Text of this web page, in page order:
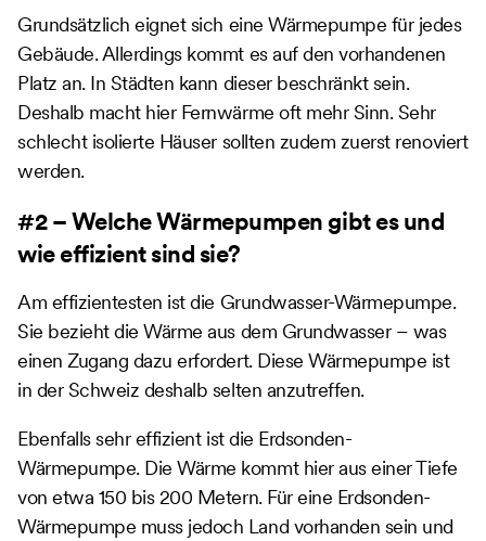
Grundsätzlich eignet sich eine Wärmepumpe für jedes
Gebäude. Allerdings kommt es auf den vorhandenen
Platz an. In Städten kann dieser beschränkt sein.
Deshalb macht hier Fernwärme oft mehr Sinn. Sehr
schlecht isolierte Häuser sollten zudem zuerst renoviert
werden.
#2 – Welche Wärmepumpen gibt es und
wie effizient sind sie?
Am effizientesten ist die Grundwasser-Wärmepumpe.
Sie bezieht die Wärme aus dem Grundwasser – was
einen Zugang dazu erfordert. Diese Wärmepumpe ist
in der Schweiz deshalb selten anzutreffen.
Ebenfalls sehr effizient ist die Erdsonden-
Wärmepumpe. Die Wärme kommt hier aus einer Tiefe
von etwa 150 bis 200 Metern. Für eine Erdsonden-
Wärmepumpe muss jedoch Land vorhanden sein und